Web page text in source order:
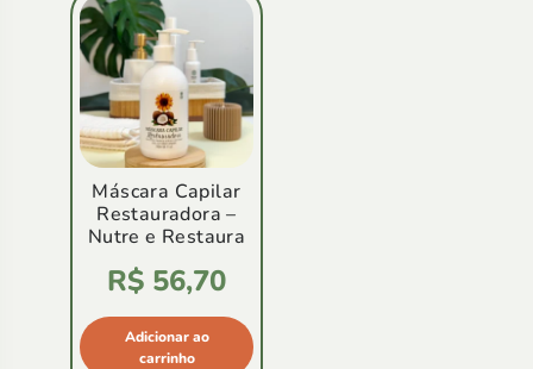
Máscara Capilar
Restauradora –
Nutre e Restaura
4.78
de
5
R$ 56,70
Adicionar ao
carrinho